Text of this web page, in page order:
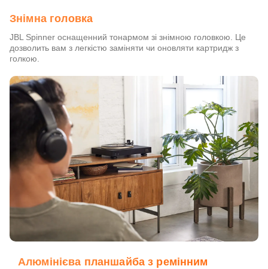
Знімна головка
JBL Spinner оснащенний тонармом зі знімною головкою. Це
дозволить вам з легкістю заміняти чи оновляти картридж з
голкою.
Алюмінієва планшайба з ремінним